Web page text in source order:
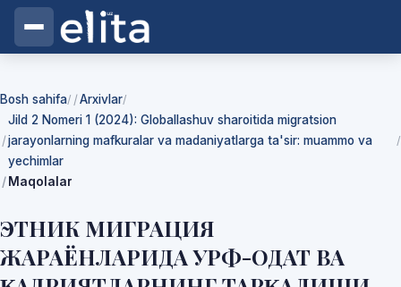
Bosh sahifa/ Arxivlar/
Jild 2 Nomeri 1 (2024): Globallashuv sharoitida migratsion
jarayonlarning mafkuralar va madaniyatlarga ta'sir: muammo va
yechimlar
/
Maqolalar
ЭТНИК МИГРАЦИЯ
ЖАРАЁНЛАРИДА УРФ-ОДАТ ВА